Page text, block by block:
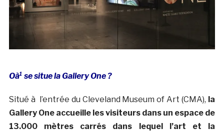
Oà¹ se situe la Gallery One ?
Situé à l’entrée du Cleveland Museum of Art (CMA), la
Gallery One accueille les visiteurs dans un espace de
13.000 mètres carrés dans lequel l’art et la